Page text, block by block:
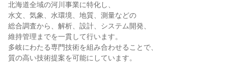
北海道全域の河川事業に特化し、
水文、気象、水環境、地質、測量などの
総合調査から、解析、設計、システム開発、
維持管理までを一貫して行います。
多岐にわたる専門技術を組み合わせることで、
質の高い技術提案を可能にしています。